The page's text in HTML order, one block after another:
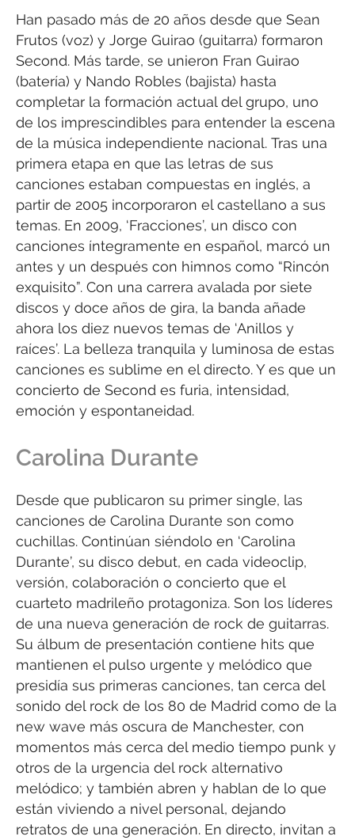
Han pasado más de 20 años desde que Sean
Frutos (voz) y Jorge Guirao (guitarra) formaron
Second. Más tarde, se unieron Fran Guirao
(batería) y Nando Robles (bajista) hasta
completar la formación actual del grupo, uno
de los imprescindibles para entender la escena
de la música independiente nacional. Tras una
primera etapa en que las letras de sus
canciones estaban compuestas en inglés, a
partir de 2005 incorporaron el castellano a sus
temas. En 2009, ‘Fracciones’, un disco con
canciones íntegramente en español, marcó un
antes y un después con himnos como “Rincón
exquisito”. Con una carrera avalada por siete
discos y doce años de gira, la banda añade
ahora los diez nuevos temas de ‘Anillos y
raíces’. La belleza tranquila y luminosa de estas
canciones es sublime en el directo. Y es que un
concierto de Second es furia, intensidad,
emoción y espontaneidad.
Carolina Durante
Desde que publicaron su primer single, las
canciones de Carolina Durante son como
cuchillas. Continúan siéndolo en ‘Carolina
Durante’, su disco debut, en cada videoclip,
versión, colaboración o concierto que el
cuarteto madrileño protagoniza. Son los líderes
de una nueva generación de rock de guitarras.
Su álbum de presentación contiene hits que
mantienen el pulso urgente y melódico que
presidía sus primeras canciones, tan cerca del
sonido del rock de los 80 de Madrid como de la
new wave más oscura de Manchester, con
momentos más cerca del medio tiempo punk y
otros de la urgencia del rock alternativo
melódico; y también abren y hablan de lo que
están viviendo a nivel personal, dejando
retratos de una generación. En directo, invitan a